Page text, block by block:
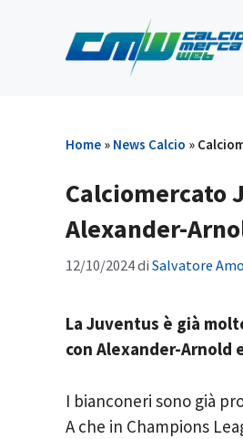
contenuto
Home » News Calcio »
Calciomercato
Alexander-
12/10/2024di Salvatore
La Juventus è già
con Alexander-Arnold
I bianconeri sono già
A che in Champions